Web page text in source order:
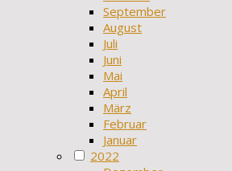
September
August
Juli
Juni
Mai
April
März
Februar
Januar
2022